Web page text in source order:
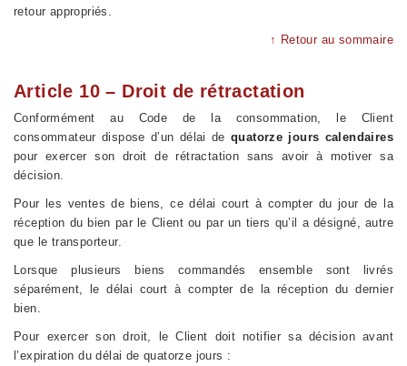
retour appropriés.
↑ Retour au sommaire
Article 10 – Droit de rétractation
Conformément au Code de la consommation, le Client
consommateur dispose d’un délai de quatorze jours calendaires
pour exercer son droit de rétractation sans avoir à motiver sa
décision.
Pour les ventes de biens, ce délai court à compter du jour de la
réception du bien par le Client ou par un tiers qu’il a désigné, autre
que le transporteur.
Lorsque plusieurs biens commandés ensemble sont livrés
séparément, le délai court à compter de la réception du dernier
bien.
Pour exercer son droit, le Client doit notifier sa décision avant
l’expiration du délai de quatorze jours :